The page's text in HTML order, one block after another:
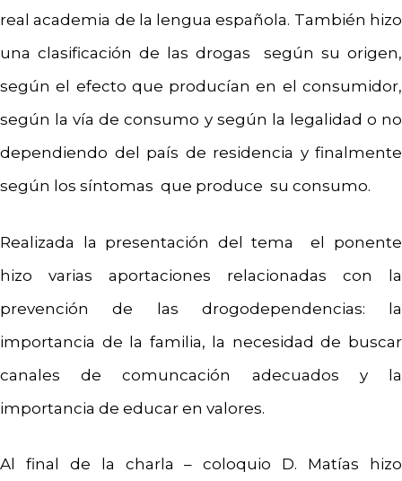
real academia de la lengua española. También hizo
una clasificación de las drogas según su origen,
según el efecto que producían en el consumidor,
según la vía de consumo y según la legalidad o no
dependiendo del país de residencia y finalmente
según los síntomas que produce su consumo.
Realizada la presentación del tema el ponente
hizo varias aportaciones relacionadas con la
prevención de las drogodependencias: la
importancia de la familia, la necesidad de buscar
canales de comuncación adecuados y la
importancia de educar en valores.
Al final de la charla – coloquio D. Matías hizo